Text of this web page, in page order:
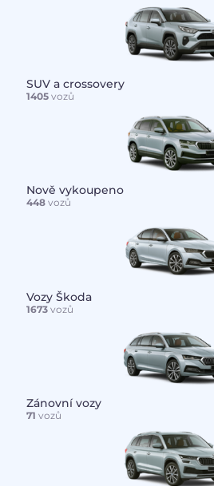
SUV a crossovery
1405vozů
Nově vykoupeno
448vozů
Vozy Škoda
1673vozů
Zánovní vozy
71 vozů